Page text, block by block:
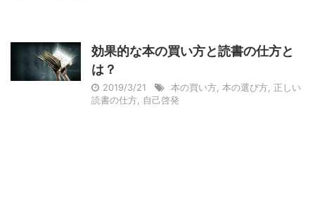
効果的な本の買い方と読書の仕方と
は？
2019/3/21 本の買い方 本の選び方 正しい
読書の仕方
自己啓発